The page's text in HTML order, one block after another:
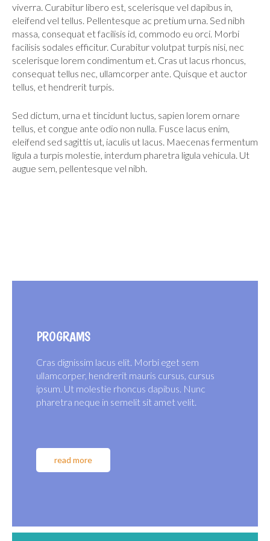
viverra. Curabitur libero est, scelerisque vel dapibus in,
eleifend vel tellus. Pellentesque ac pretium urna. Sed nibh
massa, consequat et facilisis id, commodo eu orci. Morbi
facilisis sodales efficitur. Curabitur volutpat turpis nisi, nec
scelerisque lorem condimentum et. Cras ut lacus rhoncus,
consequat tellus nec, ullamcorper ante. Quisque et auctor
tellus, et hendrerit turpis.
Sed dictum, urna et tincidunt luctus, sapien lorem ornare
tellus, et congue ante odio non nulla. Fusce lacus enim,
eleifend sed sagittis ut, iaculis ut lacus. Maecenas fermentum
ligula a turpis molestie, interdum pharetra ligula vehicula. Ut
augue sem, pellentesque vel nibh.
PROGRAMS
Cras dignissim lacus elit. Morbi eget sem
ullamcorper, hendrerit mauris cursus, cursus
ipsum. Ut molestie rhoncus dapibus. Nunc
pharetra neque in semelit sit amet velit.
read more